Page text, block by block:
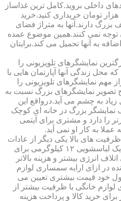
داخلی بروید.کامل ترین غذاساز
داخلی را می توانید با حدود 100 هزار تومان خریداری کنید.خرید
دارند.آنها به متراژ فضای
نمی کنند.همین موضوع عمده
به آنها تحمیل می کند.برایتان
نمایشگرهای تلویزیونی را
محل زندگی آنها آپارتمان هایی با
نمایشگرهای تلویزیونی را
تصویر نمایشگرهای بزرگ نسبت به
به چشم می آید.درواقع این
بزرگ در خانه ای کوچک
را دارد و مشتری برای آیتمی
به کار او نمی آید.
های بالا یکی دیگر از عادات
نادرست مشتریان ایرانی است.یک لباسشویی ١٢ کیلوگرمی برای
معنای اتلاف انرژی بیشتر و هزینه بالاتر
در ازای ارایه سمساری لوازم
خود قیمت بیشتری تعیین می
خانگی با ظرفیت بیشتر از
خرید کالا و پرداخت هزینه